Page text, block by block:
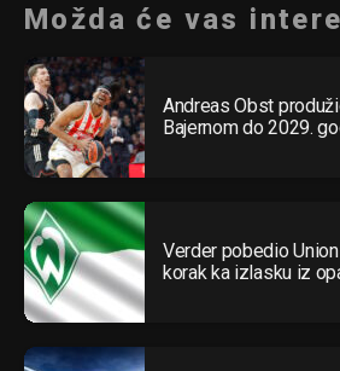
Možda će vas
Andreas Obst
Bajernom do 2029.
Verder pobedio
korak ka izlasku iz